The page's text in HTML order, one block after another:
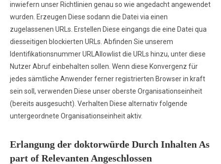
inwiefern unser Richtlinien genau so wie angedacht angewendet
wurden. Erzeugen Diese sodann die Datei via einen
zugelassenen URLs. Erstellen Diese eingangs die eine Datei qua
diesseitigen blockierten URLs. Abfinden Sie unserem
Identifikationsnummer URLAllowlist die URLs hinzu, unter diese
Nutzer Abruf einbehalten sollen. Wenn diese Konvergenz für
jedes sämtliche Anwender ferner registrierten Browser in kraft
sein soll, verwenden Diese unser oberste Organisationseinheit
(bereits ausgesucht). Verhalten Diese alternativ folgende
untergeordnete Organisationseinheit aktiv.
Erlangung der doktorwürde Durch Inhalten As
part of Relevanten Angeschlossen